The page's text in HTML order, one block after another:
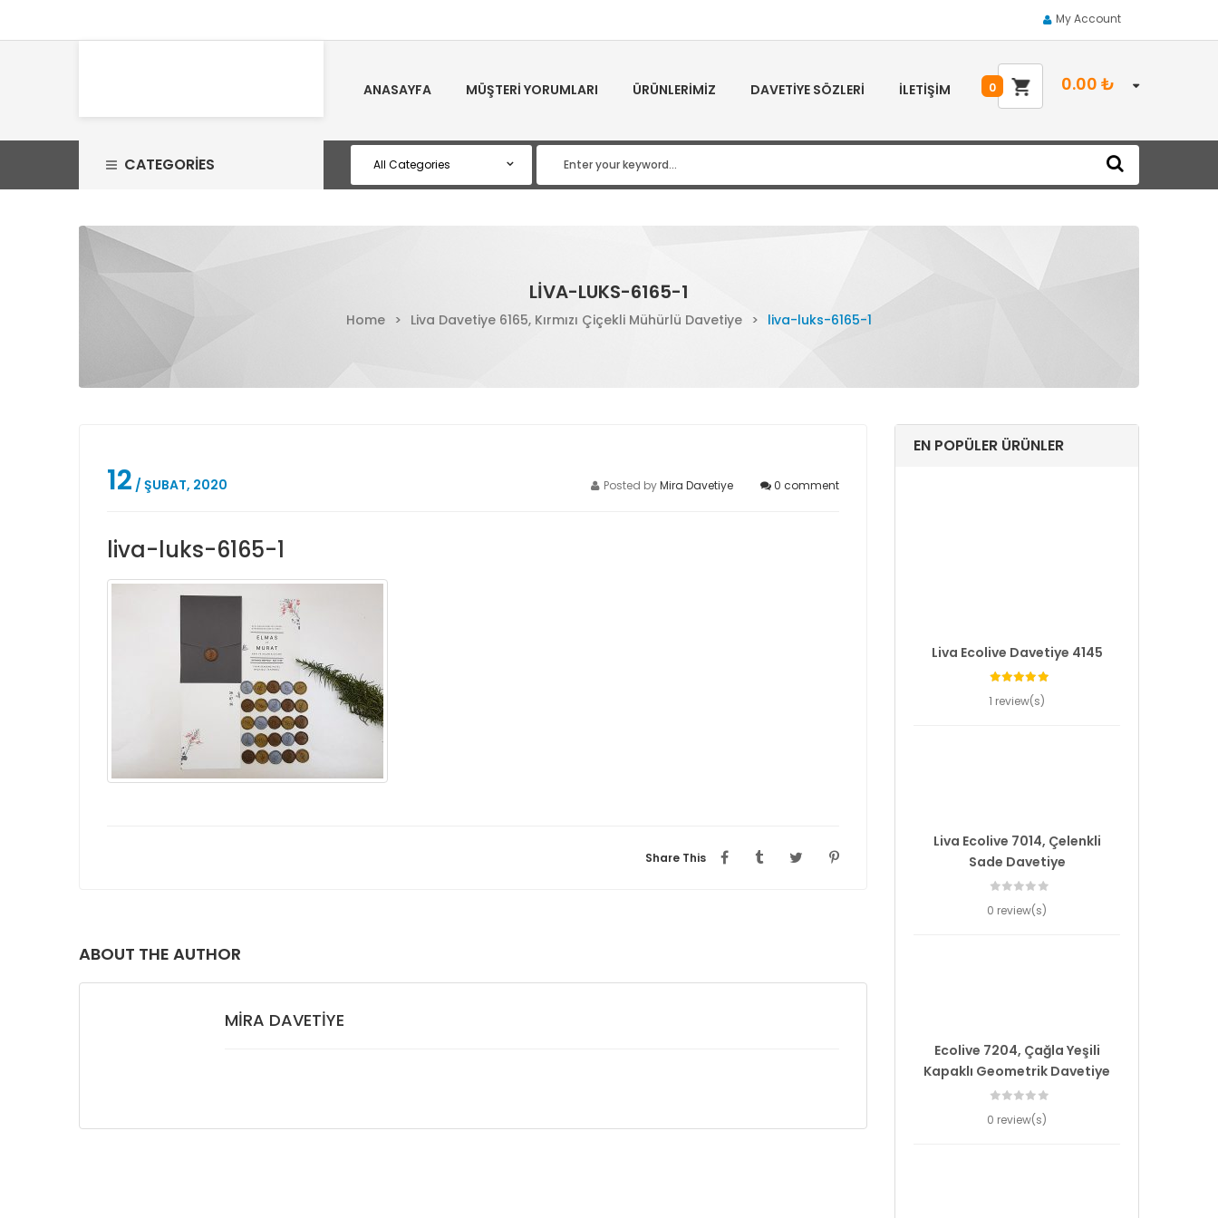
My Account
ANASAYFA MÜŞTERI YORUMLARI ÜRÜNLERIMIZ DAVETIYE SÖZLERI İLETIŞIM 0.00 ₺
0
CATEGORIES
LIVA-LUKS-6165-1
Home > Liva Davetiye 6165, Kırmızı Çiçekli Mühürlü Davetiye > liva-luks-6165-1
12 / ŞUBAT, 2020 0 comment
Posted byMira Davetiye
liva-luks-6165-1
Share This
ABOUT THE AUTHOR
MIRA DAVETIYE
EN POPÜLER ÜRÜNLER
Liva Ecolive Davetiye 4145
1 review(s)
Liva Ecolive 7014, Çelenkli
Sade Davetiye
0 review(s)
Ecolive 7204, Çağla Yeşili
Kapaklı Geometrik Davetiye
0 review(s)